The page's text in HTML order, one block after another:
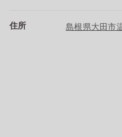
住所 島根県大田市